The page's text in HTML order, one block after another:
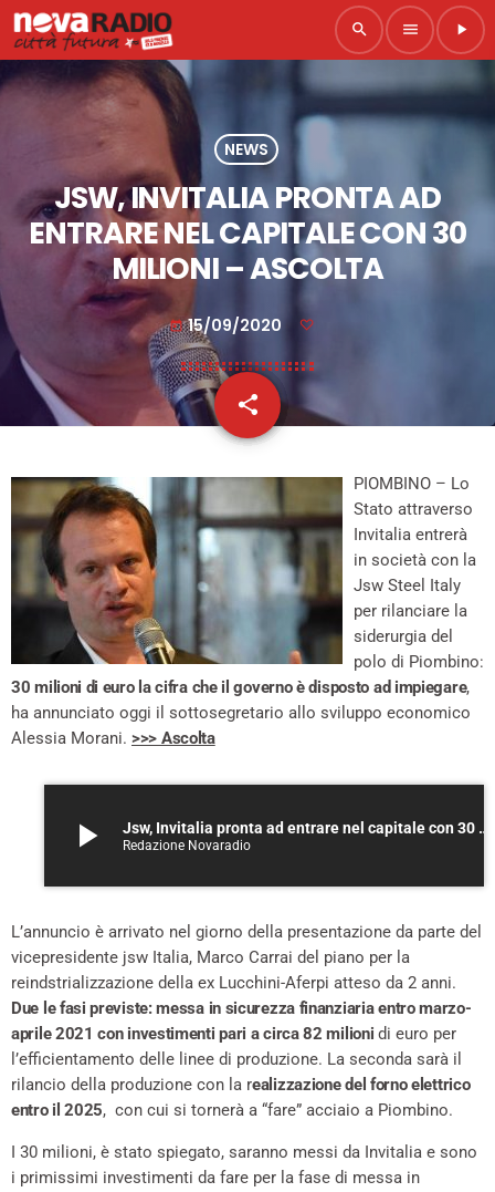
search menu play_arrow
NEWS
JSW, INVITALIA PRONTA AD
ENTRARE NEL CAPITALE CON 30
MILIONI – ASCOLTA
today 15/09/2020
share
email
PIOMBINO – Lo
Stato attraverso
Invitalia entrerà
in società con la
Jsw Steel Italy
per rilanciare la
siderurgia del
polo di Piombino:
30 milioni di euro la cifra che il governo è disposto ad impiegare,
ha annunciato oggi il sottosegretario allo sviluppo economico
Alessia Morani. >>> Ascolta
play_arrow Jsw, Invitalia pronta ad entrare nel capitale con 30 milioni – ASCOLTA
Redazione Novaradio
L’annuncio è arrivato nel giorno della presentazione da parte del
vicepresidente jsw Italia, Marco Carrai del piano per la
reindstrializzazione della ex Lucchini-Aferpi atteso da 2 anni.
Due le fasi previste: messa in sicurezza finanziaria entro marzo-
aprile 2021 con investimenti pari a circa 82 milioni di euro per
l’efficientamento delle linee di produzione. La seconda sarà il
rilancio della produzione con la realizzazione del forno elettrico
entro il 2025, con cui si tornerà a “fare” acciaio a Piombino.
I 30 milioni, è stato spiegato, saranno messi da Invitalia e sono
i primissimi investimenti da fare per la fase di messa in